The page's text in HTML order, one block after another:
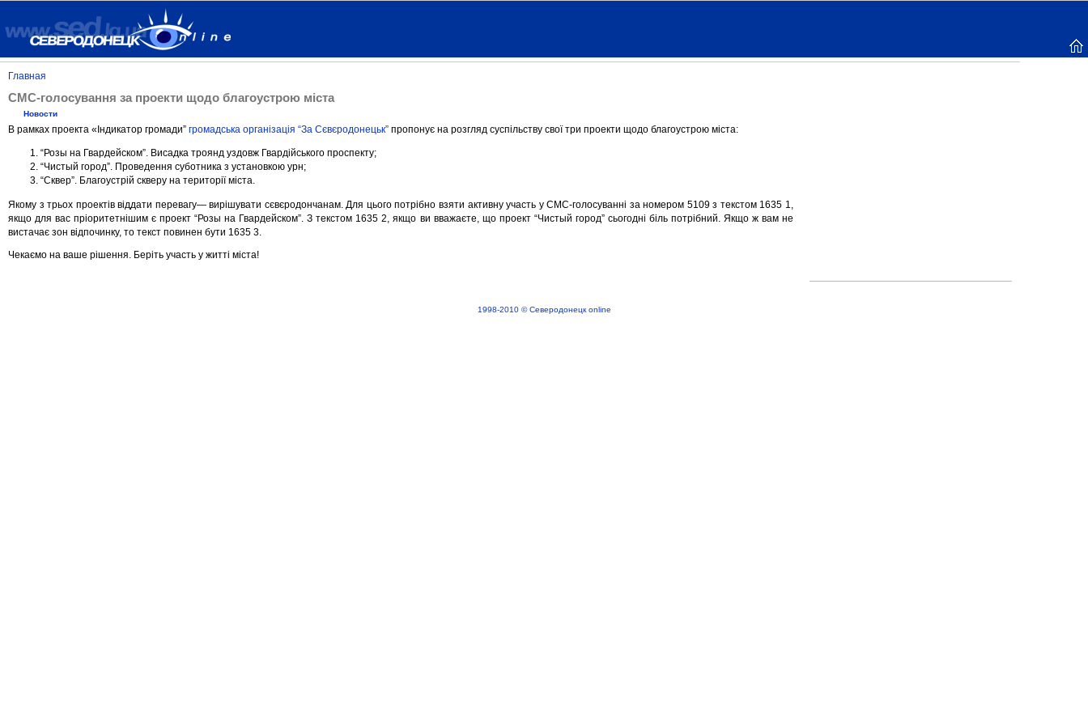
Главная
СМС-голосування за проекти щодо благоустрою міста
Новости
В рамках проекта «Індикатор громади” громадська організація “За Сєвєродонецьк” пропонує на розгляд суспільству свої три проекти щодо благоустрою міста:
“Розы на Гвардейском”. Висадка троянд уздовж Гвардійського проспекту;
“Чистый город”. Проведення суботника з установкою урн;
“Сквер”. Благоустрій скверу на території міста.
Якому з трьох проектів віддати перевагу— вирішувати сєвєродончанам. Для цього потрібно взяти активну участь у СМС-голосуванні за номером 5109 з текстом 1635 1,
якщо для вас пріоритетнішим є проект “Розы на Гвардейском”. З текстом 1635 2, якщо ви вважаєте, що проект “Чистый город” сьогодні біль потрібний. Якщо ж вам не
вистачає зон відпочинку, то текст повинен бути 1635 3.
Чекаємо на ваше рішення. Беріть участь у житті міста!
1998-2010 © Северодонецк online